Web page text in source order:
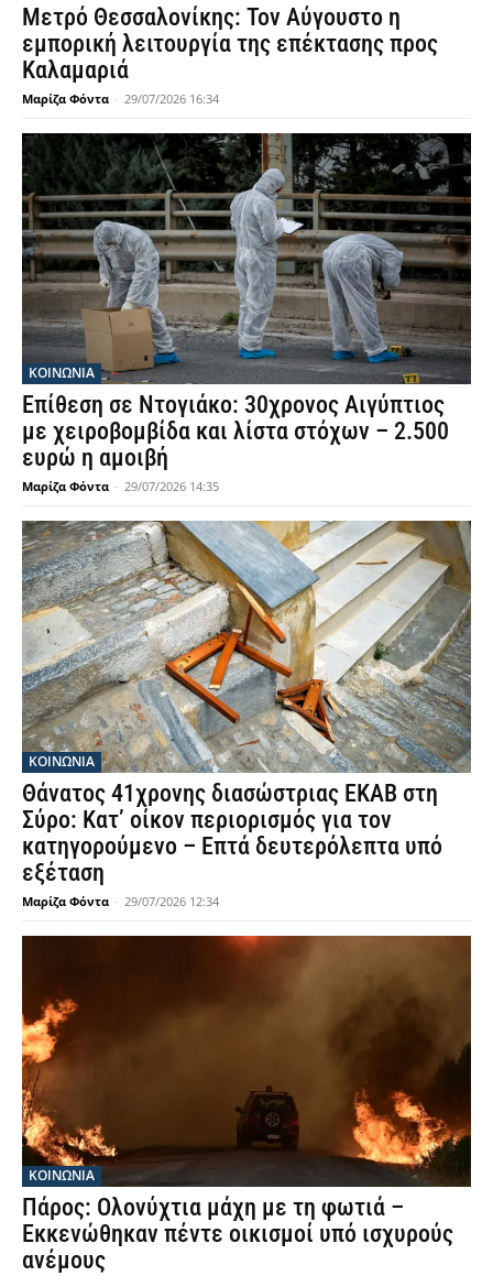
Μετρό Θεσσαλονίκης: Τον Αύγουστο η
εμπορική λειτουργία της επέκτασης προς
Καλαμαριά
Μαρίζα Φόντα - 29/07/2026 16:34
ΚΟΙΝΩΝΙΑ
Επίθεση σε Ντογιάκο: 30χρονος Αιγύπτιος
με χειροβομβίδα και λίστα στόχων – 2.500
ευρώ η αμοιβή
Μαρίζα Φόντα - 29/07/2026 14:35
ΚΟΙΝΩΝΙΑ
Θάνατος 41χρονης διασώστριας ΕΚΑΒ στη
Σύρο: Κατ’ οίκον περιορισμός για τον
κατηγορούμενο – Επτά δευτερόλεπτα υπό
εξέταση
Μαρίζα Φόντα - 29/07/2026 12:34
ΚΟΙΝΩΝΙΑ
Πάρος: Ολονύχτια μάχη με τη φωτιά –
Εκκενώθηκαν πέντε οικισμοί υπό ισχυρούς
ανέμους